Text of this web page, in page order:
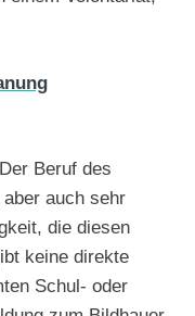
Beruf des
auch sehr
die diesen
keine direkte
Schul- oder